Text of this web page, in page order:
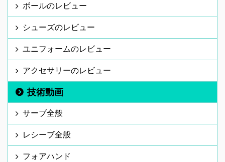
ボールのレビュー
シューズのレビュー
ユニフォームのレビュー
アクセサリーのレビュー
技術動画
サーブ全般
レシーブ全般
フォアハンド